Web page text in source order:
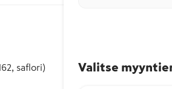
saflori) Valitse